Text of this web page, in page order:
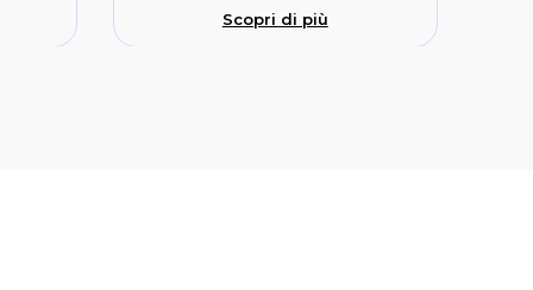
Scopri di più